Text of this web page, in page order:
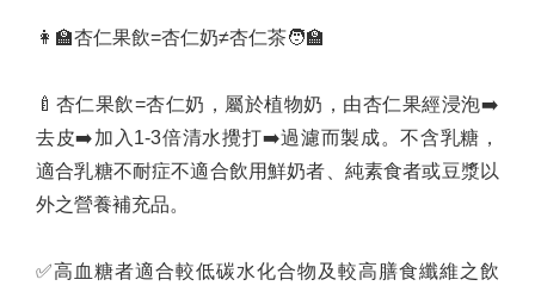
👩‍🏫杏仁果飲=杏仁奶≠杏仁茶🧑‍🏫
🍼 杏仁果飲=杏仁奶，屬於植物奶，由杏仁果經浸泡➡️
去皮➡️加入 1-3倍清水攪打➡️過濾而製成。不含乳糖，
適合乳糖不耐症不適合飲用鮮奶者、純素食者或豆漿以
外之營養補充品。
✅高血糖者適合較低碳水化合物及較高膳食纖維之飲